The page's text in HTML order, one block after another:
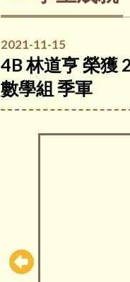
2021-11-15
4B 林道亨 榮獲
數學組 季軍